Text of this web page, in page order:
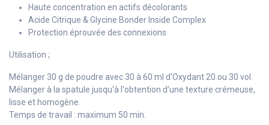
Haute concentration en actifs décolorants
Acide Citrique & Glycine Bonder Inside Complex
Protection éprouvée des connexions
Utilisation ;
Mélanger 30 g de poudre avec 30 à 60 ml d'Oxydant 20 ou 30 vol.
Mélanger à la spatule jusqu'à l'obtention d'une texture crémeuse,
lisse et homogène.
Temps de travail : maximum 50 min.